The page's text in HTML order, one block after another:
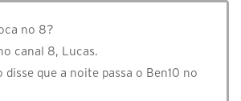
no 8?
canal 8, Lucas.
disse que a noite passa o Ben10 no